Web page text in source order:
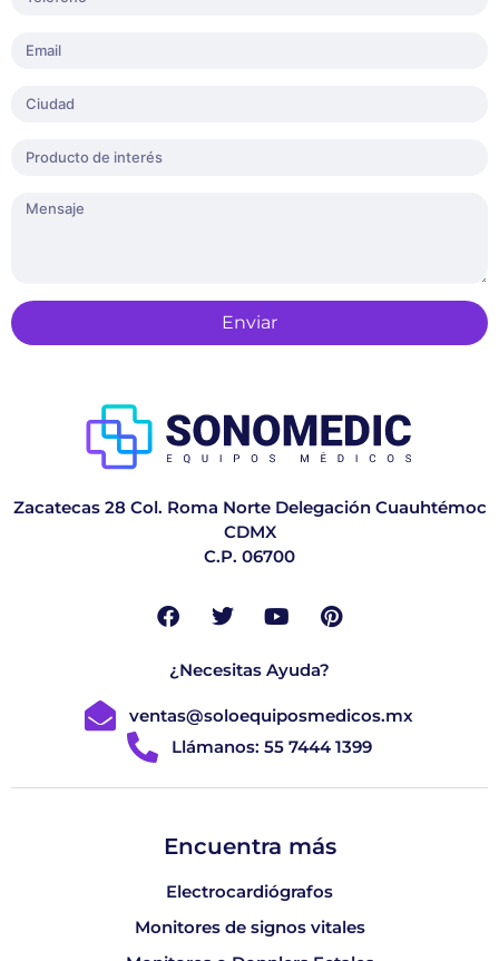
Enviar
Zacatecas 28 Col. Roma Norte Delegación Cuauhtémoc
CDMX
C.P. 06700
¿Necesitas Ayuda?
ventas@soloequiposmedicos.mx
Llámanos: 55 7444 1399
Encuentra más
Electrocardiógrafos
Monitores de signos vitales